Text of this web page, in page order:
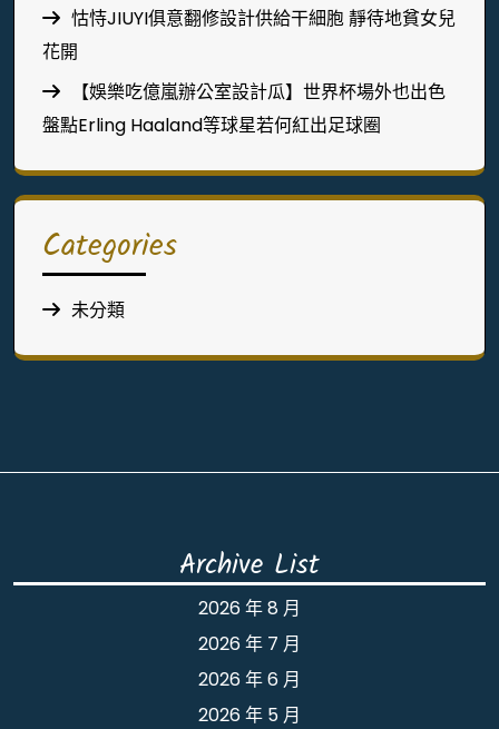
怙恃JIUYI俱意翻修設計供給干細胞 靜待地貧女兒
花開
【娛樂吃億嵐辦公室設計瓜】世界杯場外也出色
盤點Erling Haaland等球星若何紅出足球圈
Categories
未分類
Archive List
2026 年 8 月
2026 年 7 月
2026 年 6 月
2026 年 5 月